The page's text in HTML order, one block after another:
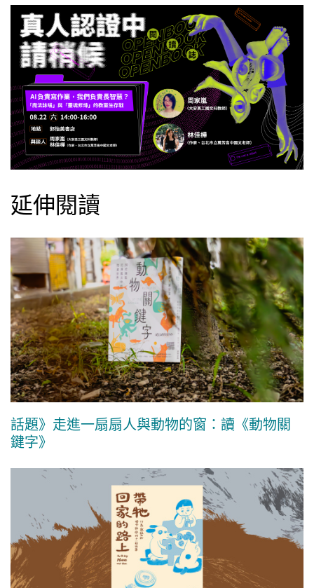
延伸閱讀
話題》走進一扇扇人與動物的窗：讀《動物關
鍵字》